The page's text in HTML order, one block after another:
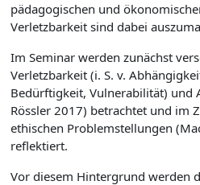
pädagogischen und
Verletzbarkeit sind dabei
Im Seminar werden zunächst
Verletzbarkeit (i. S. v.
Bedürftigkeit, Vulnerabilität) und
Rössler 2017) betrachtet und im
ethischen Problemstellungen
reflektiert.
Vor diesem Hintergrund werden